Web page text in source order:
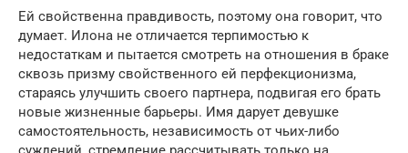
Ей свойственна правдивость, поэтому она говорит, что
думает. Илона не отличается терпимостью к
недостаткам и пытается смотреть на отношения в браке
сквозь призму свойственного ей перфекционизма,
стараясь улучшить своего партнера, подвигая его брать
новые жизненные барьеры. Имя дарует девушке
самостоятельность, независимость от чьих-либо